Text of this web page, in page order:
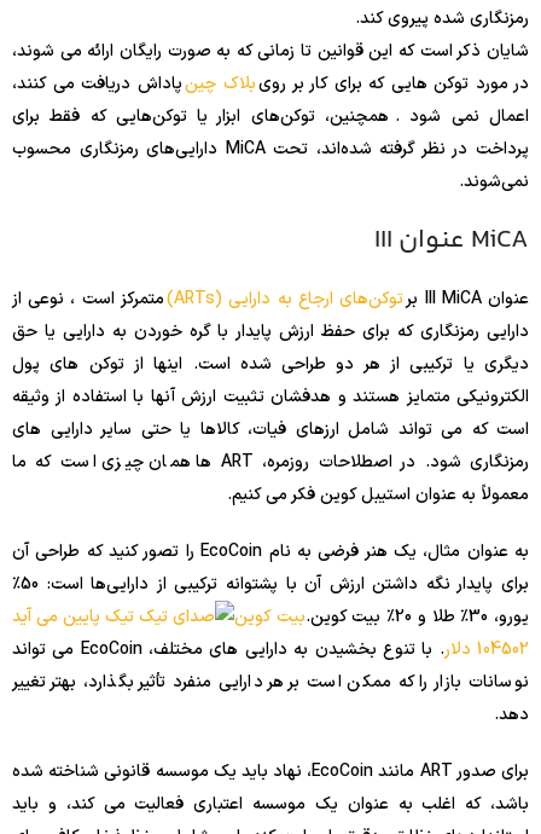
رمزنگاری شده پیروی کند.
شایان ذکر است که این قوانین تا زمانی که به صورت رایگان ارائه می شوند،
در مورد توکن هایی که برای کار بر رویبلاک چینپاداش دریافت می کنند،
اعمال نمی شود . همچنین، توکن‌های ابزار یا توکن‌هایی که فقط برای
پرداخت در نظر گرفته شده‌اند، تحت MiCA دارایی‌های رمزنگاری محسوب
نمی‌شوند.
MiCA عنوان III
عنوان III MiCA بر توکن‌های ارجاع به دارایی (ARTs)
متمرکز است ، نوعی از
دارایی رمزنگاری که برای حفظ ارزش پایدار با گره خوردن به دارایی یا حق
دیگری یا ترکیبی از هر دو طراحی شده است. اینها از توکن های پول
الکترونیکی متمایز هستند و هدفشان تثبیت ارزش آنها با استفاده از وثیقه
است که می تواند شامل ارزهای فیات، کالاها یا حتی سایر دارایی های
رمزنگاری شود. در اصطلاحات روزمره، ART ها همان چیزی است که ما
معمولاً به عنوان استیبل کوین فکر می کنیم.
به عنوان مثال، یک هنر فرضی به نام EcoCoin را تصور کنید که طراحی آن
برای پایدار نگه داشتن ارزش آن با پشتوانه ترکیبی از دارایی‌ها است: 50٪
یورو، 30٪ طلا و 20٪ بیت کوین.
بیت کوین
104502 دلار
. با تنوع بخشیدن به دارایی های مختلف، EcoCoin می تواند
نوسانات بازار را که ممکن است بر هر دارایی منفرد تأثیر بگذارد، بهتر تغییر
دهد.
برای صدور ART مانند EcoCoin، نهاد باید یک موسسه قانونی شناخته شده
باشد، که اغلب به عنوان یک موسسه اعتباری فعالیت می کند، و باید